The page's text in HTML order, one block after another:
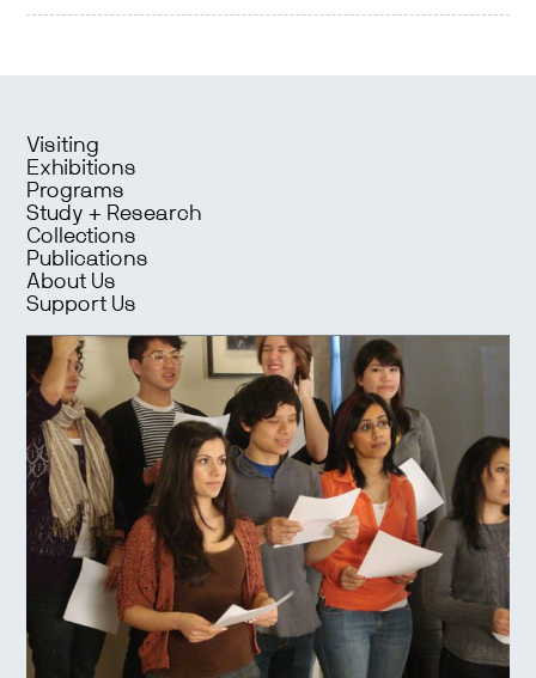
Visiting
Exhibitions
Programs
Study + Research
Collections
Publications
About Us
Support Us